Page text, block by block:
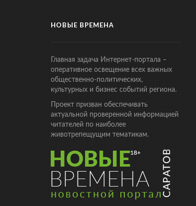
НОВЫЕ ВРЕМЕНА
Главная задача Интернет-портала –
оперативное освещение всех важных
общественно-политических,
культурных и бизнес событий региона.
Проект призван обеспечивать
актуальной проверенной информацией
читателей по наиболее
животрепещущим тематикам.